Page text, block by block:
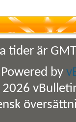
tider är
Powered by